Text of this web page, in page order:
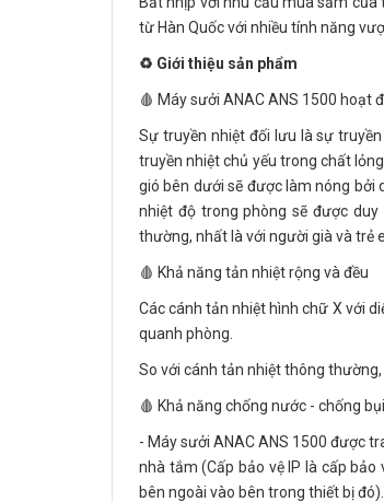
từ Hàn Quốc với nhiều tính năng
♻️ Giới thiệu sản phẩm
🩸 Máy sưởi ANAC ANS 1500 hoạt
Sự truyền nhiệt đối lưu là sự
truyền nhiệt chủ yếu trong chất
gió bên dưới sẽ được làm nóng bởi
nhiệt độ trong phòng sẽ được
thường, nhất là với người già và trẻ
🩸 Khả năng tản nhiệt rộng và đều
Các cánh tản nhiệt hình chữ X với
quanh phòng.
So với cánh tản nhiệt thông
🩸 Khả năng chống nước - chống bụi
- Máy sưởi ANAC ANS 1500 được
nhà tắm (Cấp bảo vệ IP là cấp
bên ngoài vào bên trong thiết bị đó).